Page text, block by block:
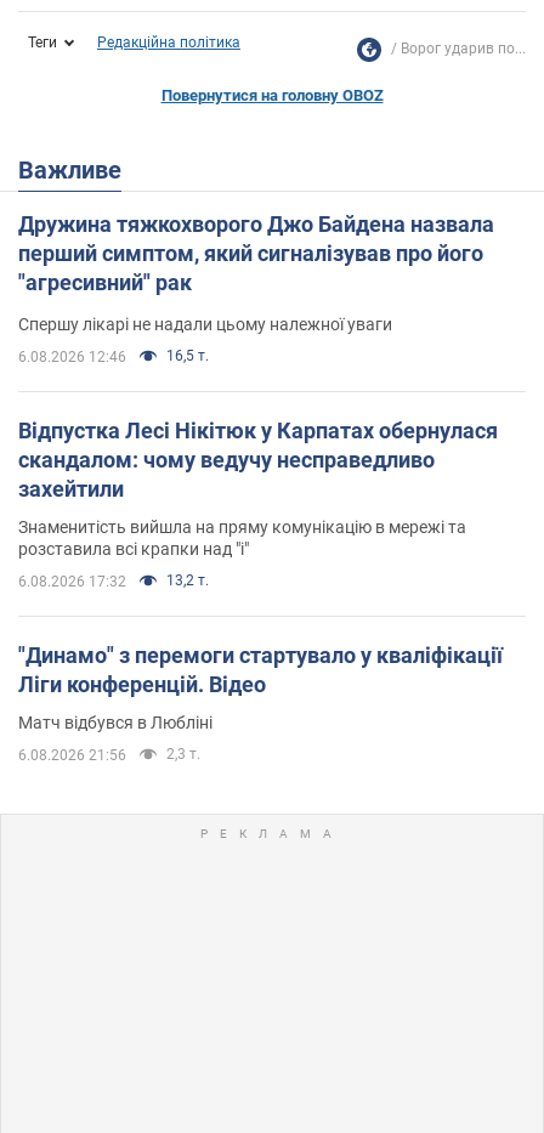
Теги Редакційна політика Ворог ударив по...
Повернутися на головну OBOZ
Важливе
Дружина тяжкохворого Джо Байдена назвала
перший симптом, який сигналізував про його
"агресивний" рак
Спершу лікарі не надали цьому належної уваги
6.08.2026 12:46 16,5 т.
Відпустка Лесі Нікітюк у Карпатах обернулася
скандалом: чому ведучу несправедливо
захейтили
Знаменитість вийшла на пряму комунікацію в мережі та
розставила всі крапки над "і"
6.08.2026 17:32 13,2 т.
"Динамо" з перемоги стартувало у кваліфікації
Ліги конференцій. Відео
Матч відбувся в Любліні
6.08.2026 21:56 2,3 т.